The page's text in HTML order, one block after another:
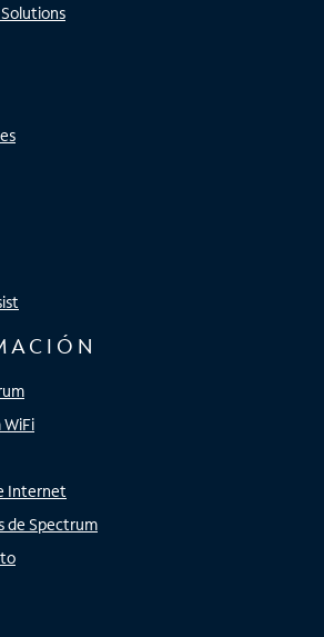
Internet
de Spectrum